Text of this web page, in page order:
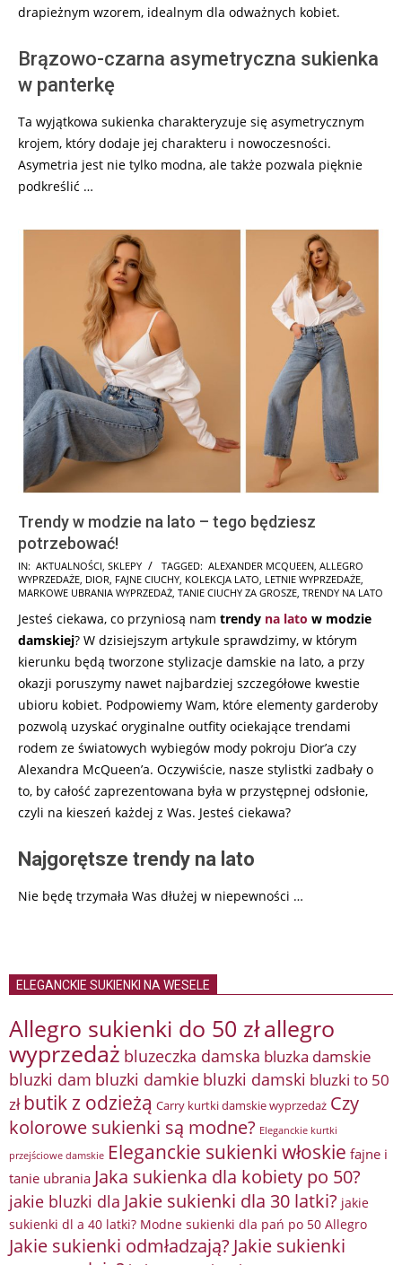
drapieżnym wzorem, idealnym dla odważnych kobiet.
Brązowo-czarna asymetryczna sukienka
w panterkę
Ta wyjątkowa sukienka charakteryzuje się asymetrycznym
krojem, który dodaje jej charakteru i nowoczesności.
Asymetria jest nie tylko modna, ale także pozwala pięknie
podkreślić …
Trendy w modzie na lato – tego będziesz
potrzebować!
2025-
05-
IN: AKTUALNOŚCI, SKLEPY TAGGED: ALEXANDER MCQUEEN, ALLEGRO
WYPRZEDAŻE, DIOR, FAJNE CIUCHY, KOLEKCJA LATO, LETNIE WYPRZEDAŻE,
MARKOWE UBRANIA WYPRZEDAŻ, TANIE CIUCHY ZA GROSZE, TRENDY NA LATO
Jesteś ciekawa, co przyniosą nam trendy na lato w modzie
damskiej? W dzisiejszym artykule sprawdzimy, w którym
kierunku będą tworzone stylizacje damskie na lato, a przy
okazji poruszymy nawet najbardziej szczegółowe kwestie
ubioru kobiet. Podpowiemy Wam, które elementy garderoby
pozwolą uzyskać oryginalne outfity ociekające trendami
rodem ze światowych wybiegów mody pokroju Dior’a czy
Alexandra McQueen’a. Oczywiście, nasze stylistki zadbały o
to, by całość zaprezentowana była w przystępnej odsłonie,
czyli na kieszeń każdej z Was. Jesteś ciekawa?
Najgorętsze trendy na lato
Nie będę trzymała Was dłużej w niepewności …
ELEGANCKIE SUKIENKI NA WESELE
Allegro sukienki do 50 złallegro
wyprzedaż bluzeczka damska bluzka damskie
bluzki dam bluzki damkie bluzki damski bluzki to 50
zł butik z odzieżą Carry kurtki damskie wyprzedaż Czy
kolorowe sukienki są modne? Eleganckie kurtki
przejściowe damskie Eleganckie sukienki włoskie fajne i
tanie ubrania Jaka sukienka dla kobiety po 50?
jakie bluzki dla Jakie sukienki dla 30 latki? jakie
sukienki dl a 40 latki? Modne sukienki dla pań po 50 Allegro
Jakie sukienki odmładzają? Jakie sukienki